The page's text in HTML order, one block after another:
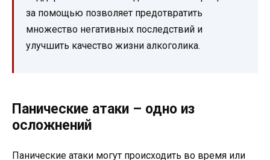
за помощью позволяет предотвратить
множество негативных последствий и
улучшить качество жизни алкоголика.
Панические атаки – одно из
осложнений
Панические атаки могут происходить во время или